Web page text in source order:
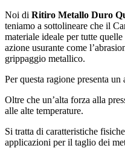
Noi di Ritiro Metallo Duro
teniamo a sottolineare che il
materiale ideale per tutte
azione usurante come
grippaggio metallico.
Per questa ragione presenta
Oltre che un’alta forza alla
alle alte temperature.
Si tratta di caratteristiche
applicazioni per il taglio dei